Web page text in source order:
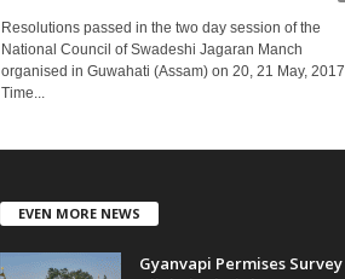
Resolutions passed in the two day session of the
National Council of Swadeshi Jagaran Manch
organised in Guwahati (Assam) on 20, 21 May, 2017
Time...
EVEN MORE NEWS
Gyanvapi Permises Survey